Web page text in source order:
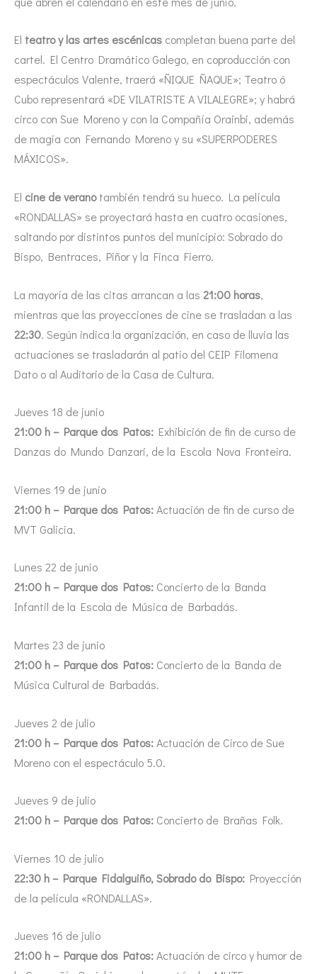
El teatro y las artes escénicas completan buena parte del
cartel. El Centro Dramático Galego, en coproducción con
espectáculos Valente, traerá «ÑIQUE ÑAQUE»; Teatro ó
Cubo representará «DE VILATRISTE A VILALEGRE»; y habrá
circo con Sue Moreno y con la Compañía Orainbi, además
de magia con Fernando Moreno y su «SUPERPODERES
MÁXICOS».
El cine de veranotambién tendrá su hueco. La película
«RONDALLAS» se proyectará hasta en cuatro ocasiones,
saltando por distintos puntos del municipio: Sobrado do
Bispo, Bentraces, Piñor y la Finca Fierro.
La mayoría de las citas arrancan a las 21:00 horas,
mientras que las proyecciones de cine se trasladan a las
22:30. Según indica la organización, en caso de lluvia las
actuaciones se trasladarán al patio del CEIP Filomena
Dato o al Auditorio de la Casa de Cultura.
Jueves 18 de junio
21:00 h – Parque dos Patos: Exhibición de fin de curso de
Danzas do Mundo Danzari, de la Escola Nova Fronteira.
Viernes 19 de junio
21:00 h – Parque dos Patos:Actuación de fin de curso de
MVT Galicia.
Lunes 22 de junio
21:00 h – Parque dos Patos: Concierto de la Banda
Infantil de la Escola de Música de Barbadás.
Martes 23 de junio
21:00 h – Parque dos Patos: Concierto de la Banda de
Música Cultural de Barbadás.
Jueves 2 de julio
21:00 h – Parque dos Patos:Actuación de Circo de Sue
Moreno con el espectáculo 5.0.
Jueves 9 de julio
21:00 h – Parque dos Patos: Concierto de Brañas Folk.
Viernes 10 de julio
22:30 h – Parque Fidalguiño, Sobrado do Bispo: Proyección
de la película «RONDALLAS».
Jueves 16 de julio
21:00 h – Parque dos Patos:Actuación de circo y humor de